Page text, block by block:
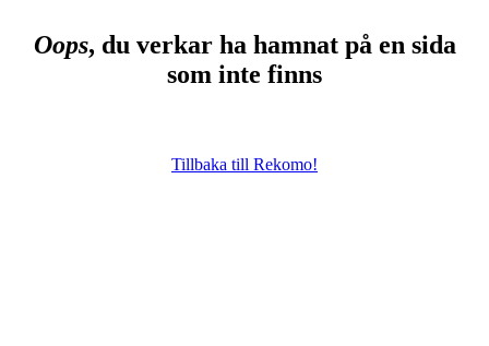
Oops, du verkar ha hamnat på en sida
som inte finns
Tillbaka till Rekomo!